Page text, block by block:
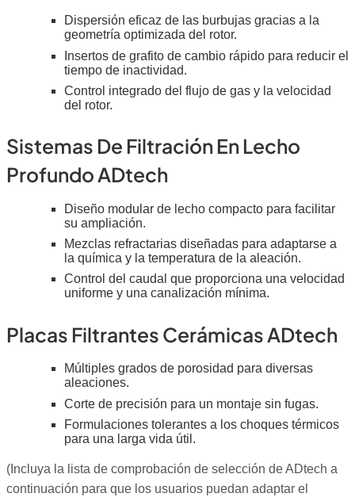
Dispersión eficaz de las burbujas gracias a la
geometría optimizada del rotor.
Insertos de grafito de cambio rápido para reducir el
tiempo de inactividad.
Control integrado del flujo de gas y la velocidad
del rotor.
Sistemas De Filtración En Lecho
Profundo ADtech
Diseño modular de lecho compacto para facilitar
su ampliación.
Mezclas refractarias diseñadas para adaptarse a
la química y la temperatura de la aleación.
Control del caudal que proporciona una velocidad
uniforme y una canalización mínima.
Placas Filtrantes Cerámicas ADtech
Múltiples grados de porosidad para diversas
aleaciones.
Corte de precisión para un montaje sin fugas.
Formulaciones tolerantes a los choques térmicos
para una larga vida útil.
(Incluya la lista de comprobación de selección de ADtech a
continuación para que los usuarios puedan adaptar el